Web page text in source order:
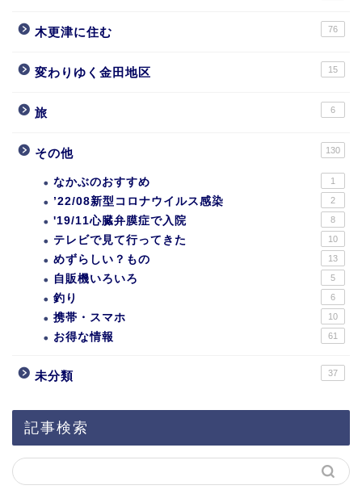
木更津に住む 76
変わりゆく金田地区 15
旅 6
その他 130
なかぶのおすすめ 1
’22/08新型コロナウイルス感染 2
'19/11心臓弁膜症で入院 8
テレビで見て行ってきた 10
めずらしい？もの 13
自販機いろいろ 5
釣り 6
携帯・スマホ 10
お得な情報 61
未分類 37
記事検索